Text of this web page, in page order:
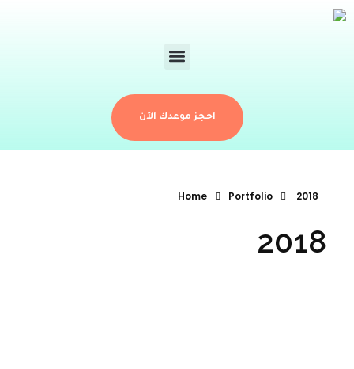
احجز موعدك الآن
Home Portfolio 2018
2018